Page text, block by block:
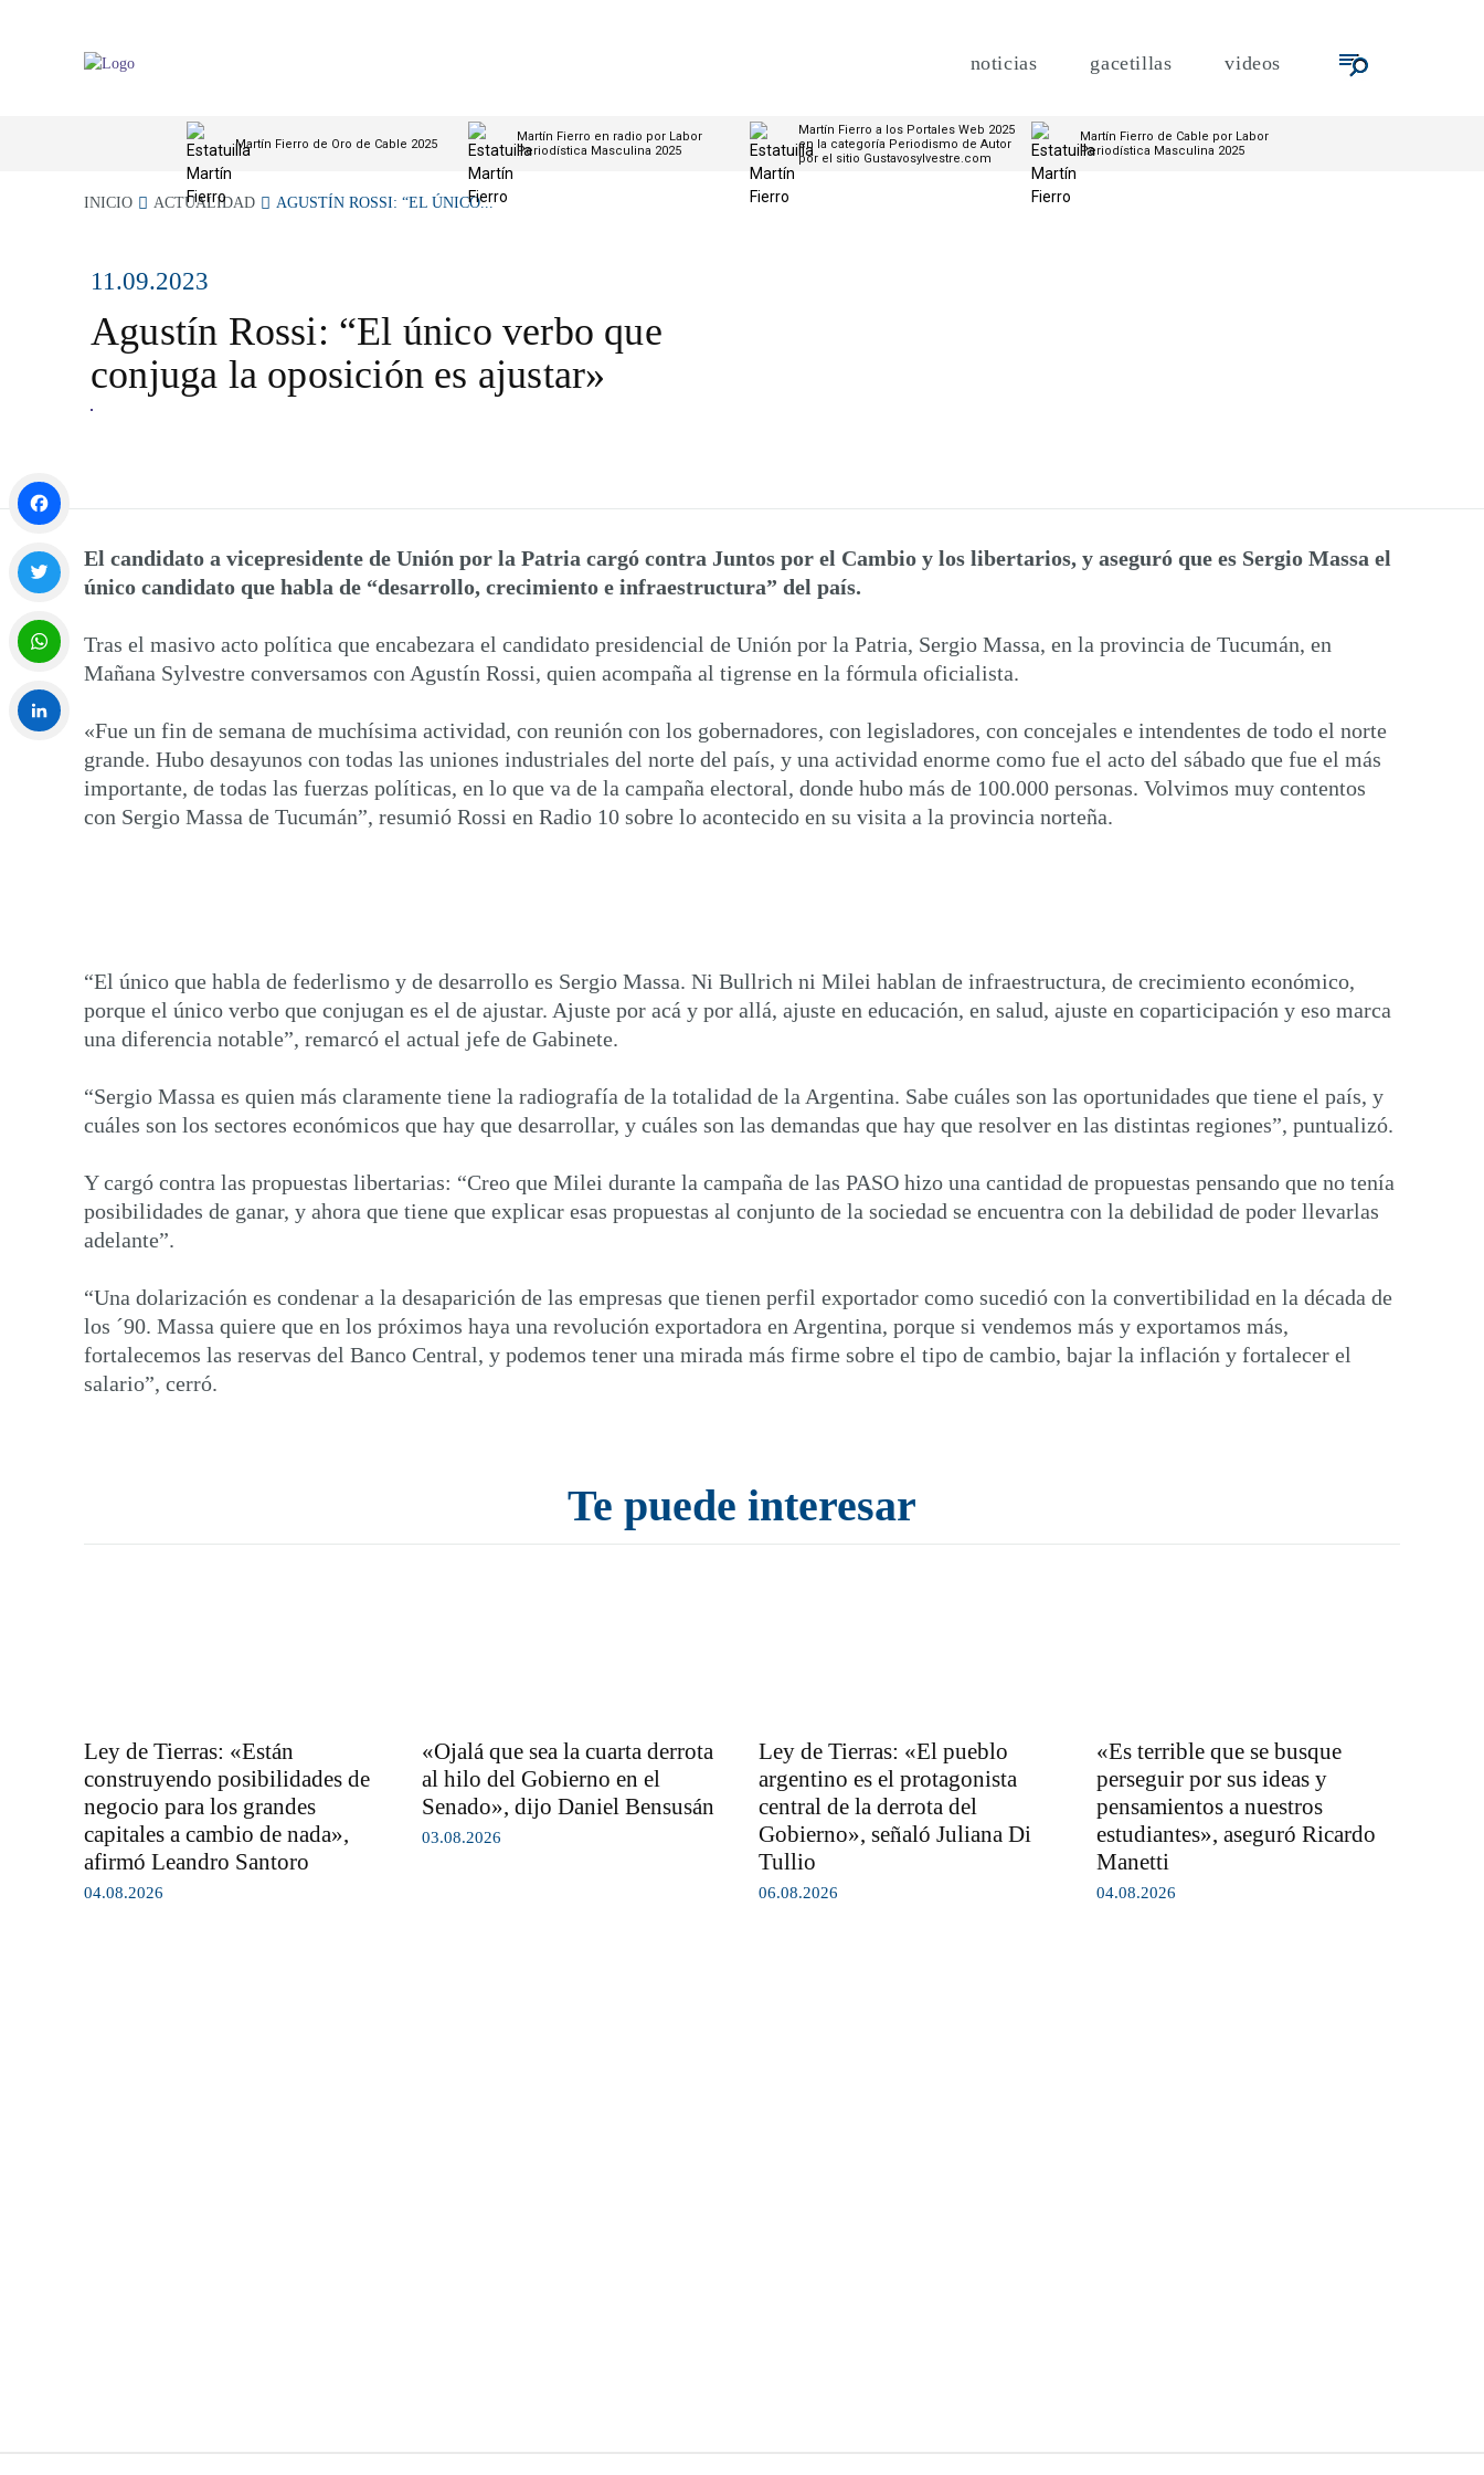
noticias gacetillas videos
Martín Fierro de Oro de Cable 2025
Martín Fierro en radio por Labor
Periodística Masculina 2025
Martín Fierro a los Portales Web 2025
en la categoría Periodismo de Autor
por el sitio Gustavosylvestre.com
Martín Fierro de Cable por Labor
Periodística Masculina 2025
INICIO ACTUALIDAD AGUSTÍN ROSSI: “EL ÚNICO...
11.09.2023
Agustín Rossi: “El único verbo que
conjuga la oposición es ajustar»
El candidato a vicepresidente de Unión por la Patria cargó contra Juntos por el Cambio y los libertarios, y aseguró que es Sergio Massa el
único candidato que habla de “desarrollo, crecimiento e infraestructura” del país.
Tras el masivo acto política que encabezara el candidato presidencial de Unión por la Patria, Sergio Massa, en la provincia de Tucumán, en
Mañana Sylvestre conversamos con Agustín Rossi, quien acompaña al tigrense en la fórmula oficialista.
«Fue un fin de semana de muchísima actividad, con reunión con los gobernadores, con legisladores, con concejales e intendentes de todo el norte
grande. Hubo desayunos con todas las uniones industriales del norte del país, y una actividad enorme como fue el acto del sábado que fue el más
importante, de todas las fuerzas políticas, en lo que va de la campaña electoral, donde hubo más de 100.000 personas. Volvimos muy contentos
con Sergio Massa de Tucumán”, resumió Rossi en Radio 10 sobre lo acontecido en su visita a la provincia norteña.
“El único que habla de federlismo y de desarrollo es Sergio Massa. Ni Bullrich ni Milei hablan de infraestructura, de crecimiento económico,
porque el único verbo que conjugan es el de ajustar. Ajuste por acá y por allá, ajuste en educación, en salud, ajuste en coparticipación y eso marca
una diferencia notable”, remarcó el actual jefe de Gabinete.
“Sergio Massa es quien más claramente tiene la radiografía de la totalidad de la Argentina. Sabe cuáles son las oportunidades que tiene el país, y
cuáles son los sectores económicos que hay que desarrollar, y cuáles son las demandas que hay que resolver en las distintas regiones”, puntualizó.
Y cargó contra las propuestas libertarias: “Creo que Milei durante la campaña de las PASO hizo una cantidad de propuestas pensando que no tenía
posibilidades de ganar, y ahora que tiene que explicar esas propuestas al conjunto de la sociedad se encuentra con la debilidad de poder llevarlas
adelante”.
“Una dolarización es condenar a la desaparición de las empresas que tienen perfil exportador como sucedió con la convertibilidad en la década de
los ´90. Massa quiere que en los próximos haya una revolución exportadora en Argentina, porque si vendemos más y exportamos más,
fortalecemos las reservas del Banco Central, y podemos tener una mirada más firme sobre el tipo de cambio, bajar la inflación y fortalecer el
salario”, cerró.
Te puede interesar
Ley de Tierras: «Están
construyendo posibilidades de
negocio para los grandes
capitales a cambio de nada»,
afirmó Leandro Santoro
04.08.2026
«Ojalá que sea la cuarta derrota
al hilo del Gobierno en el
Senado», dijo Daniel Bensusán
03.08.2026
Ley de Tierras: «El pueblo
argentino es el protagonista
central de la derrota del
Gobierno», señaló Juliana Di
Tullio
06.08.2026
«Es terrible que se busque
perseguir por sus ideas y
pensamientos a nuestros
estudiantes», aseguró Ricardo
Manetti
04.08.2026
Facebook
Twitter
WhatsApp